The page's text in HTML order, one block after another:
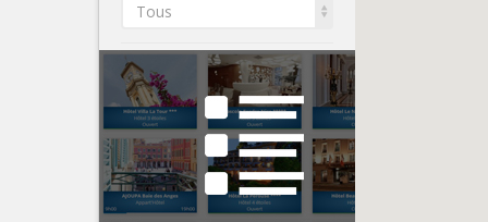
Tous